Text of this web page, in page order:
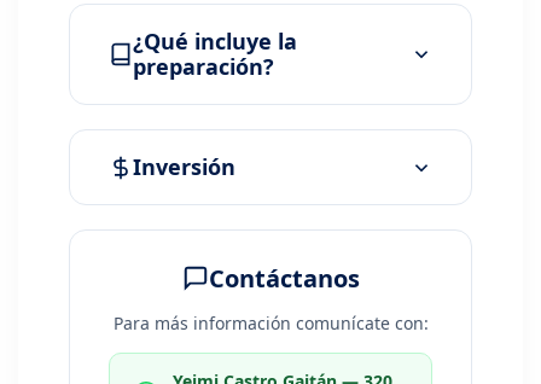
¿Qué incluye la
preparación?
Inversión
Contáctanos
Para más información comunícate con: